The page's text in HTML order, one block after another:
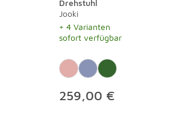
Drehstuhl
Jooki
+ 4 Varianten
sofort verfügbar
259,00 €